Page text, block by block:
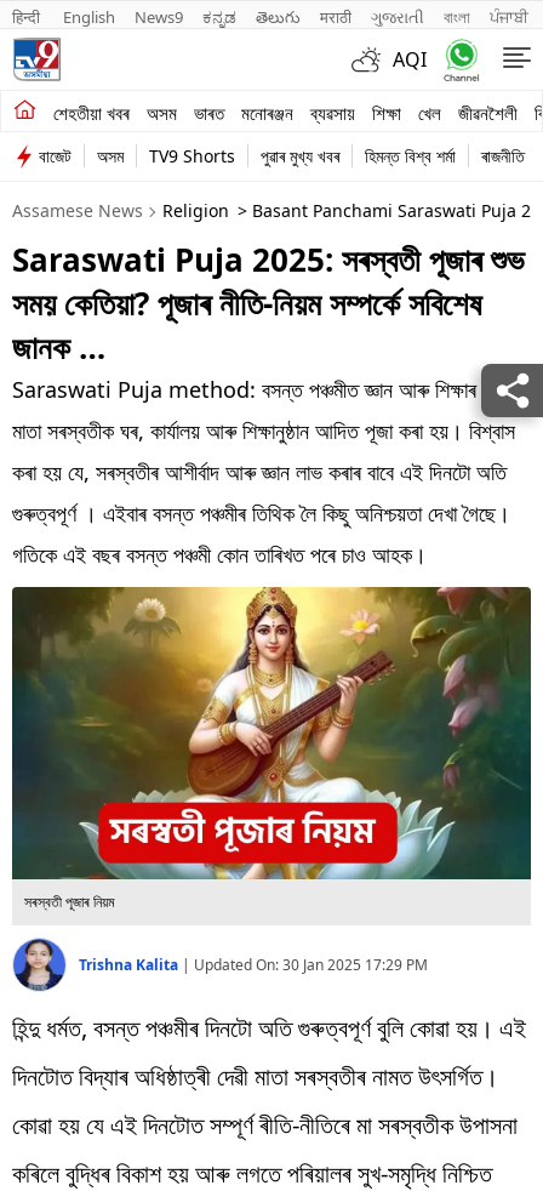
हिन्दी English News9 ಕನ್ನಡ తెలుగు मराठी ગુજરાતી বাংলা ਪੰਜਾਬੀ
AQI
শেহতীয়া খবৰ অসম ভাৰত মনোৰঞ্জন ব্যৱসায় শিক্ষা খেল জীৱনশৈলী
শেহতীয়া খবৰ
অসম
ভাৰত
মনোৰঞ্জন
শিক্ষা
খেল
জীৱনশৈলী
বিশ্ব
Videos
বাজেট অসম TV9 Shorts পুৱাৰ মুখ্য খবৰ হিমন্ত বিশ্ব শৰ্মা ৰাজনীতি
Assamese News Religion > Basant Panchami Saraswati Puja
Saraswati Puja 2025: সৰস্বতী পূজাৰ শুভ
সময় কেতিয়া? পূজাৰ নীতি-নিয়ম সম্পৰ্কে সবিশেষ
জানক …
Saraswati Puja method: বসন্ত পঞ্চমীত জ্ঞান আৰু শিক্ষাৰ দেৱী
মাতা সৰস্বতীক ঘৰ, কাৰ্যালয় আৰু শিক্ষানুষ্ঠান আদিত পূজা কৰা হয়। বিশ্বাস
কৰা হয় যে, সৰস্বতীৰ আশীৰ্বাদ আৰু জ্ঞান লাভ কৰাৰ বাবে এই দিনটো অতি
গুৰুত্বপূৰ্ণ । এইবাৰ বসন্ত পঞ্চমীৰ তিথিক লৈ কিছু অনিশ্চয়তা দেখা গৈছে।
গতিকে এই বছৰ বসন্ত পঞ্চমী কোন তাৰিখত পৰে চাও আহক।
সৰস্বতী পূজাৰ নিয়ম
Trishna Kalita | Updated On:30 Jan 2025 17:29 PM
হিন্দু ধৰ্মত, বসন্ত পঞ্চমীৰ দিনটো অতি গুৰুত্বপূৰ্ণ বুলি কোৱা হয়। এই
দিনটোত বিদ্যাৰ অধিষ্ঠাত্ৰী দেৱী মাতা সৰস্বতীৰ নামত উৎসৰ্গিত।
কোৱা হয় যে এই দিনটোত সম্পূৰ্ণ ৰীতি-নীতিৰে মা সৰস্বতীক উপাসনা
কৰিলে বুদ্ধিৰ বিকাশ হয় আৰু লগতে পৰিয়ালৰ সুখ-সমৃদ্ধি নিশ্চিত